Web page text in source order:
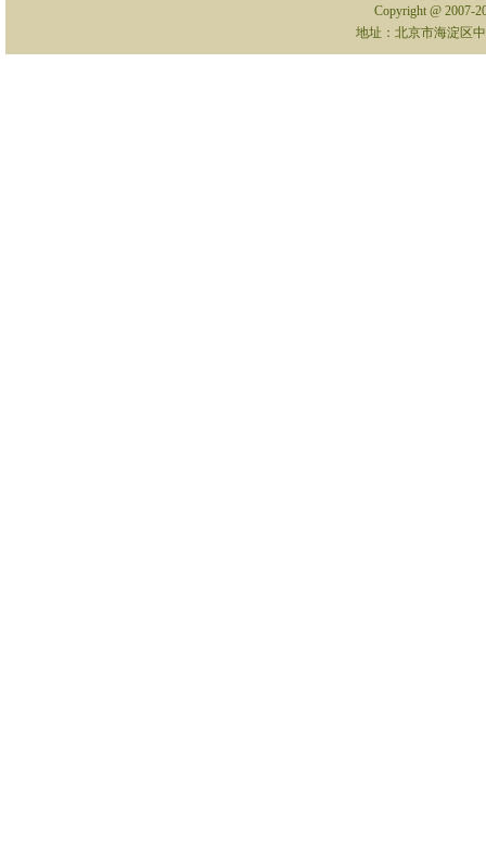
Copyright @ 2007-
地址：北京市海淀区